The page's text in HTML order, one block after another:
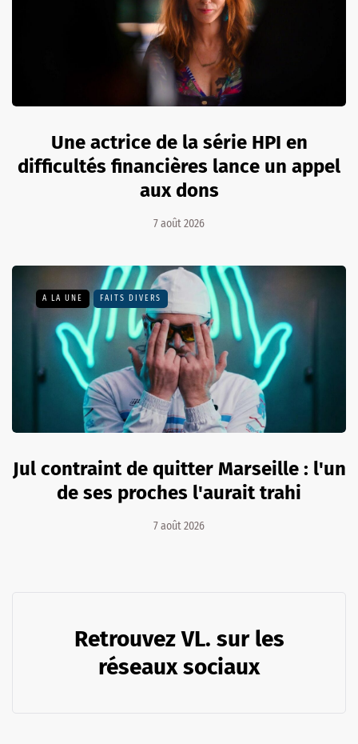
Une actrice de la série HPI en
difficultés financières lance un appel
aux dons
7 août 2026
A LA UNE FAITS DIVERS
Jul contraint de quitter Marseille : l'un
de ses proches l'aurait trahi
7 août 2026
Retrouvez VL. sur les
réseaux sociaux